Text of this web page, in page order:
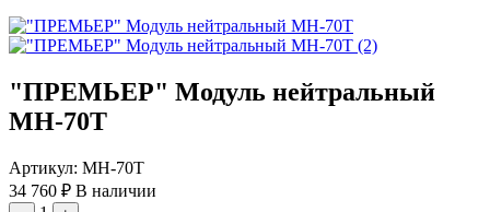
"ПРЕМЬЕР" Модуль нейтральный
МН-70Т
Артикул: МН-70Т
34 760 ₽ В наличии